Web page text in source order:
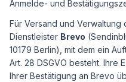
Anmelde- und
Für Versand und
Dienstleister Brevo
10179 Berlin), mit dem ein
Art. 28 DSGVO besteht. Ihre
Ihrer Bestätigung an Brevo